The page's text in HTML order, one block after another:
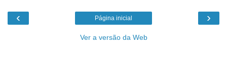
‹ ›
Página inicial
Ver a versão da Web